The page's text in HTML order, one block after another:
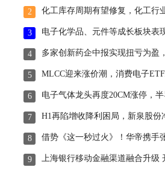
2 化工库存周期有望修复，化工行
3 电子化学品、元件等成长板块表
4 多家创新药企中报实现扭亏为盈
5 MLCC迎来涨价潮，消费电子
6 电子气体龙头再度20CM涨停，
7 H1再陷增收降利困局，新泉股份
8 借势《这一秒过火》！华帝携手
9 上海银行移动金融渠道融合升级